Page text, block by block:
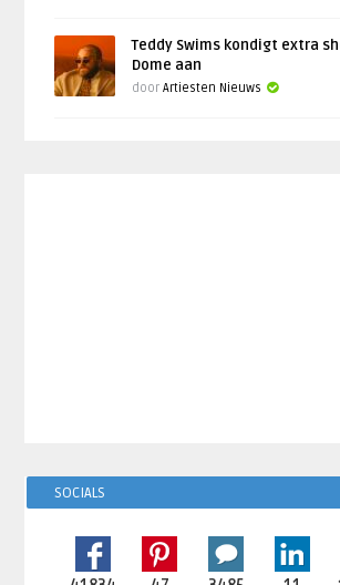
Teddy Swims kondigt extra
Dome aan
doorArtiesten Nieuws
SOCIALS